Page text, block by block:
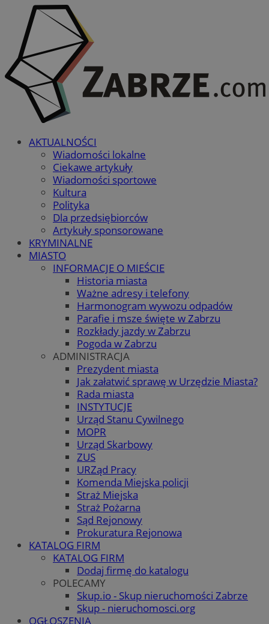
AKTUALNOŚCI
Wiadomości lokalne
Ciekawe artykuły
Wiadomości sportowe
Kultura
Polityka
Dla przedsiębiorców
Artykuły sponsorowane
KRYMINALNE
MIASTO
INFORMACJE O MIEŚCIE
Historia miasta
Ważne adresy i telefony
Harmonogram wywozu odpadów
Parafie i msze święte w Zabrzu
Rozkłady jazdy w Zabrzu
Pogoda w Zabrzu
ADMINISTRACJA
Prezydent miasta
Jak załatwić sprawę w Urzędzie Miasta?
Rada miasta
INSTYTUCJE
Urząd Stanu Cywilnego
MOPR
Urząd Skarbowy
ZUS
URZąd Pracy
Komenda Miejska policji
Straż Miejska
Straż Pożarna
Sąd Rejonowy
Prokuratura Rejonowa
KATALOG FIRM
KATALOG FIRM
Dodaj firmę do katalogu
POLECAMY
Skup.io - Skup nieruchomości Zabrze
Skup - nieruchomosci.org
OGŁOSZENIA